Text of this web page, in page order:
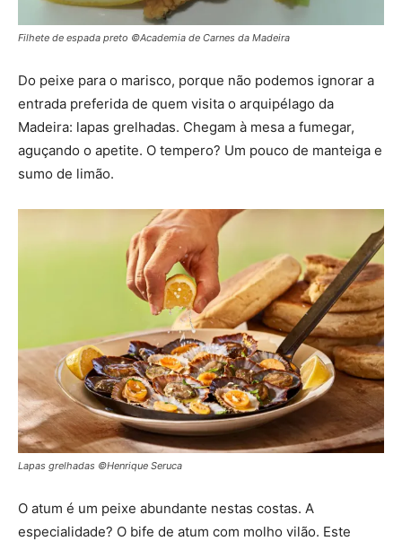
Filhete de espada preto ©Academia de Carnes da Madeira
Do peixe para o marisco, porque não podemos ignorar a
entrada preferida de quem visita o arquipélago da
Madeira: lapas grelhadas. Chegam à mesa a fumegar,
aguçando o apetite. O tempero? Um pouco de manteiga e
sumo de limão.
Lapas grelhadas ©Henrique Seruca
O atum é um peixe abundante nestas costas. A
especialidade? O bife de atum com molho vilão. Este